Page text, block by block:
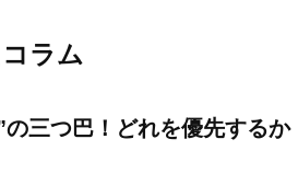
ラム
三つ巴！どれを優先するか